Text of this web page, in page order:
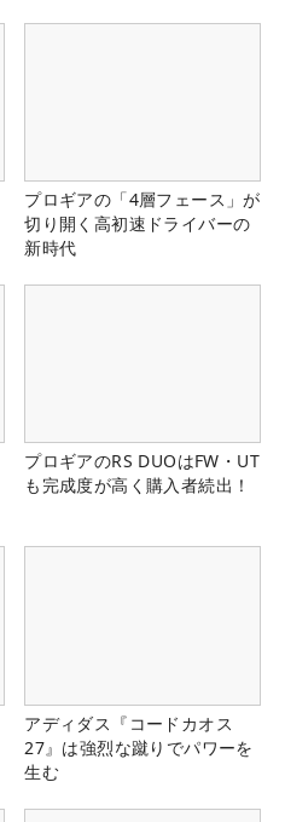
プロギアの「4層フェース」が
切り開く高初速ドライバーの
新時代
プロギアのRS DUOはFW・UT
も完成度が高く購入者続出！
アディダス『コードカオス
27』は強烈な蹴りでパワーを
生む